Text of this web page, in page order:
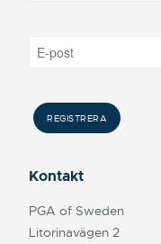
Kontakt
PGA of Sweden
Litorinavägen 2